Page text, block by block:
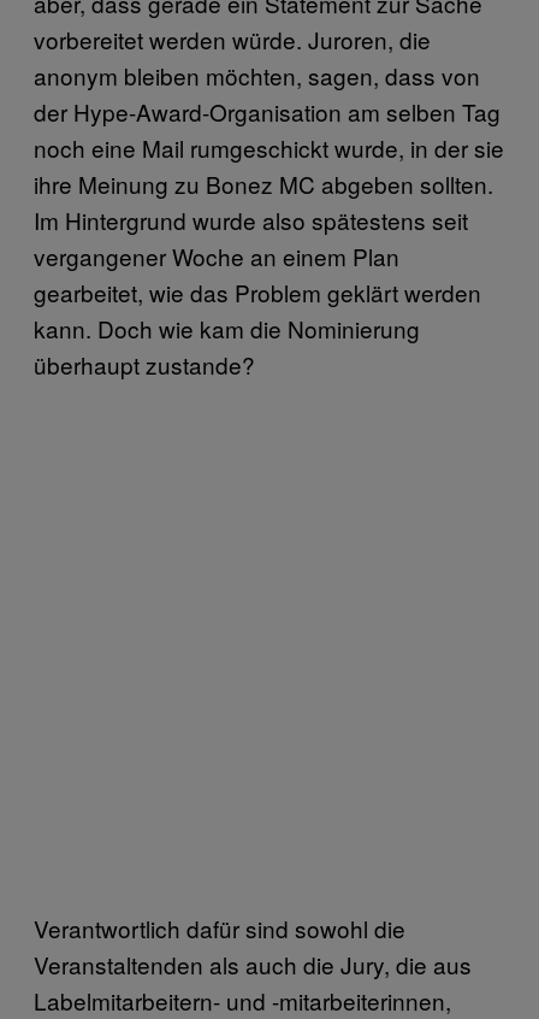
vorbereitet werden würde. Juroren, die
anonym bleiben möchten, sagen, dass von
der Hype-Award-Organisation am selben Tag
noch eine Mail rumgeschickt wurde, in der sie
ihre Meinung zu Bonez MC abgeben sollten.
Im Hintergrund wurde also spätestens seit
vergangener Woche an einem Plan
gearbeitet, wie das Problem geklärt werden
kann. Doch wie kam die Nominierung
überhaupt zustande?
Verantwortlich dafür sind sowohl die
Veranstaltenden als auch die Jury, die aus
Labelmitarbeitern- und -mitarbeiterinnen,